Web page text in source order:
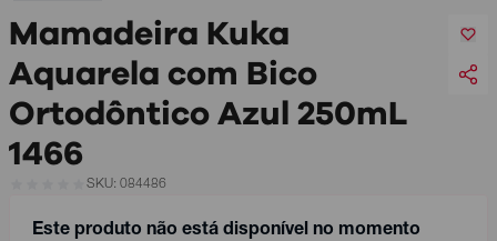
Mamadeira Kuka
Aquarela com Bico
Ortodôntico Azul 250mL
1466
SKU: 084486
Este produto não está disponível no momento